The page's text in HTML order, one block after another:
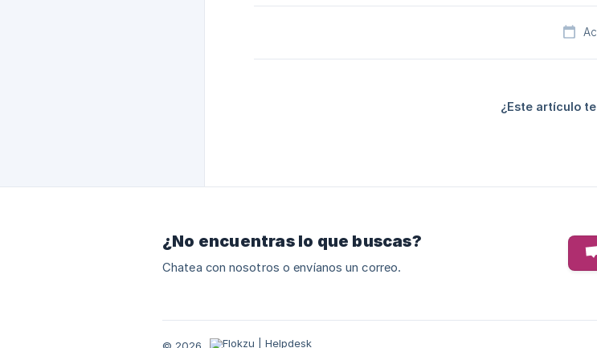
¿Este artículo
¿No encuentras lo que buscas?
Chatea con nosotros o envíanos un correo.
© 2026